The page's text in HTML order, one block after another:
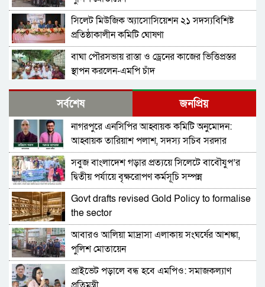
সিলেট মিউজিক অ্যাসোসিয়েশন ২১ সদস্যবিশিষ্ট
প্রতিষ্ঠাকালীন কমিটি ঘোষণা
বাঘা পৌরসভায় রাস্তা ও ড্রেনের কাজের ভিত্তিপ্রস্তর
স্থাপন করলেন-এমপি চাঁদ
নিরাপত্তার নিশ্চয়তা পেলে ‘দেশে ফিরতে প্রস্তুত’ সাকিব,
বিচারের মুখোমুখি হতেও ভয় নেই
চট্টগ্রামে সাবেক শিক্ষামন্ত্রী নওফেলের বাসভবনে আগুন
বগুড়ায় ও সিলেটে দুই ঘণ্টার ব্যবধানে সড়ক দুর্ঘটনায়
শিশুসহ প্রাণ গেল ১৫ জনের
ঢাকায় বাসভবনে অগ্নিকাণ্ড, স্ত্রীসহ হাসপাতালে ভর্তি
পাকিস্তান হাইকমিশনার
আওয়ামী লীগ আমাদের শত্রু নয়, অচিরেই আওয়ামী
লীগ বিএনপির সঙ্গে মিশে যাবে: সংসদ সদস্য নাছির
শহীদ আহসান জুলাই যোদ্ধা নন—দাবি বিএনপি নেতার,
সর্বশেষ জনপ্রিয়
নাগরপুরে এনসিপির আহ্বায়ক কমিটি অনুমোদন:
আহ্বায়ক তারিয়াশ পলাশ, সদস্য সচিব সরদার
আশরাফ
সবুজ বাংলাদেশ গড়ার প্রত্যয়ে সিলেটে বাবৌযুপ’র
দ্বিতীয় পর্যায়ে বৃক্ষরোপণ কর্মসূচি সম্পন্ন
Govt drafts revised Gold Policy to formalise
the sector
আবারও আলিয়া মাদ্রাসা এলাকায় সংঘর্ষের আশঙ্কা,
পুলিশ মোতায়েন
প্রাইভেট পড়ালে বন্ধ হবে এমপিও: সমাজকল্যাণ